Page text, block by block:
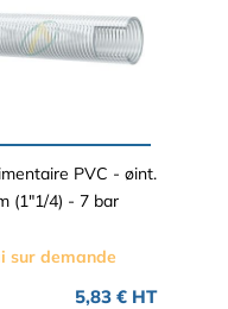
PVC - øint.
(1"1/4) - 7 bar
sur demande
5,83 € HT